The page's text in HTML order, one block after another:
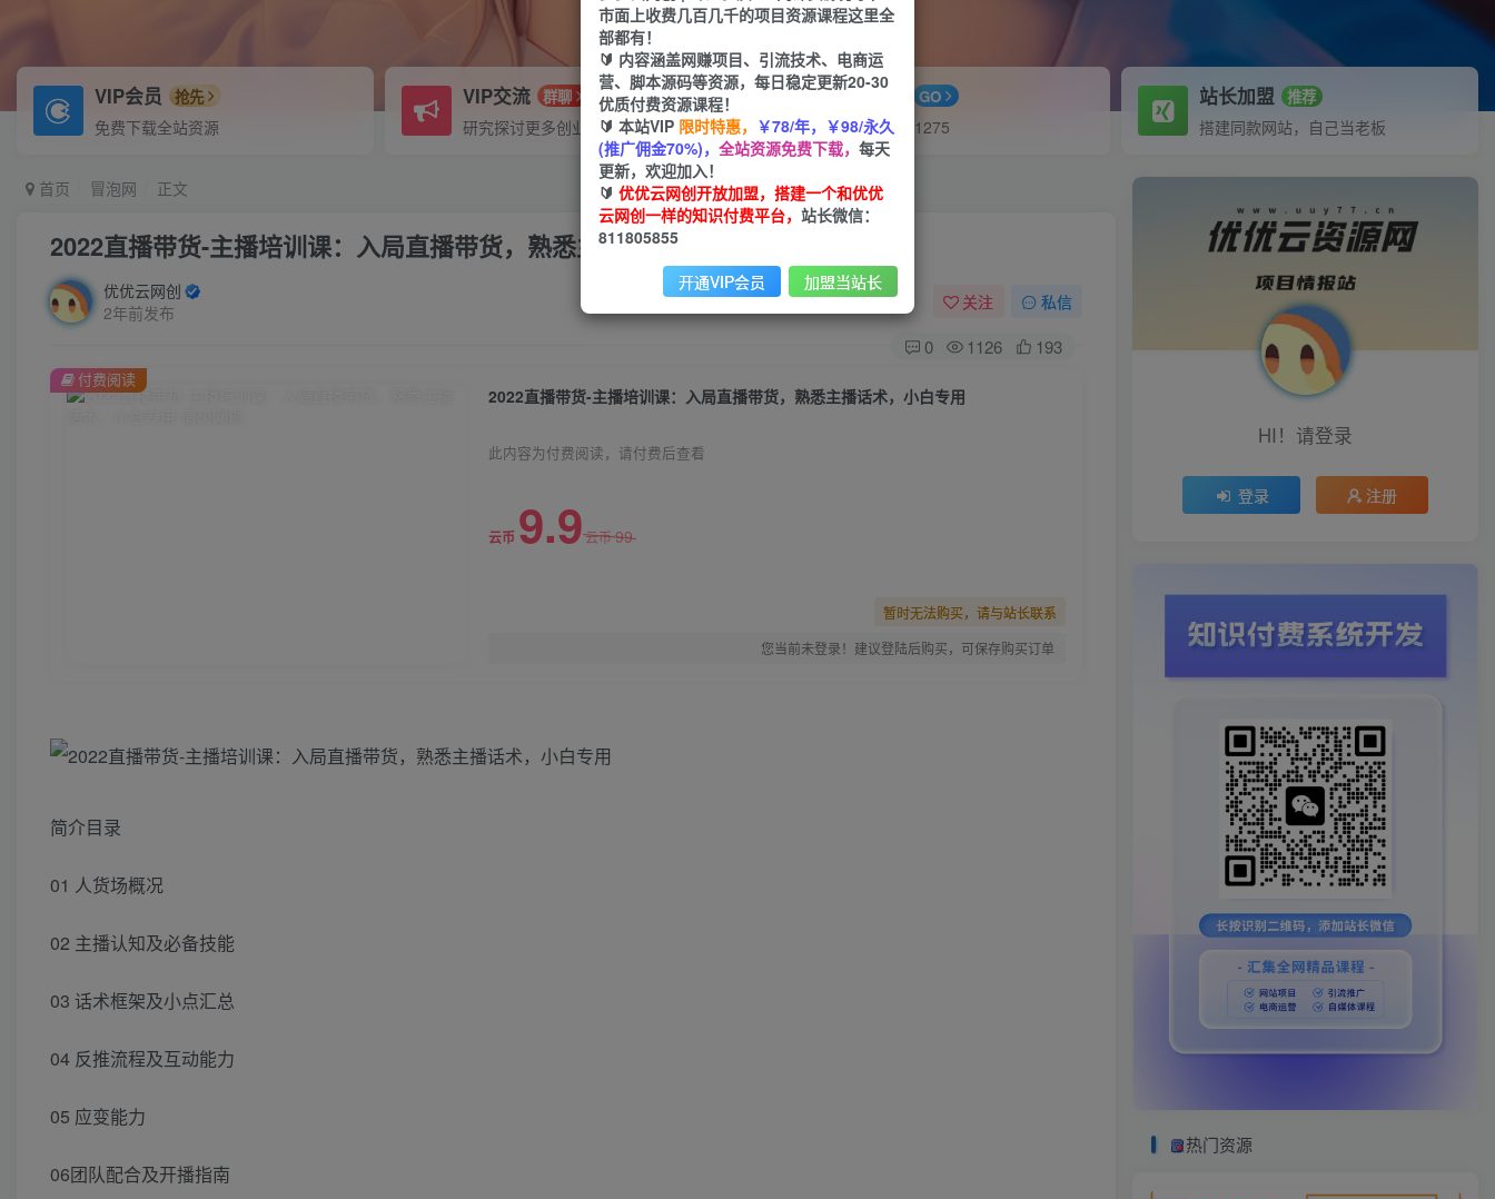
VIP会员 抢先
免费下载全站资源
VIP交流 群聊
研究探讨更多创业项目路子。
APP下载 GO
站长V：hu91275
站长加盟 推荐
搭建同款网站，自己当老板
首页 冒泡网 正文
2022直播带货-主播培训课：入局直播带货，熟悉主播话术，小白专用
优优云网创
2年前发布
关注 私信
0 1126 193
2022直播带货-主播培训课：入局直播带货，熟悉主播话术，小白专用
此内容为付费阅读，请付费后查看
云币 9.9云币99
暂时无法购买，请与站长联系
您当前未登录！建议登陆后购买，可保存购买订单
付费阅读
简介目录
01 人货场概况
02 主播认知及必备技能
03 话术框架及小点汇总
04 反推流程及互动能力
05 应变能力
06团队配合及开播指南
HI！请登录
登录 注册
热门资源
市面上收费几百几千的项目资源课程这里全
部都有！
🔰 内容涵盖网赚项目、引流技术、电商运
营、脚本源码等资源，每日稳定更新20-30
优质付费资源课程！
🔰 本站VIP 限时特惠， ￥78/年，￥98/永久
(推广佣金70%)， 全站资源免费下载， 每天
更新，欢迎加入！
🔰 优优云网创开放加盟，搭建一个和优优
云网创一样的知识付费平台， 站长微信：
811805855
开通VIP会员 加盟当站长